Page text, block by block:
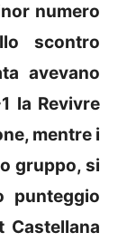
numero
scontro
avevano
la Revivre
mentre i
gruppo, si
punteggio
Castellana